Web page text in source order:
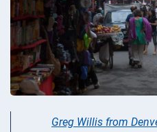
Greg Willis from